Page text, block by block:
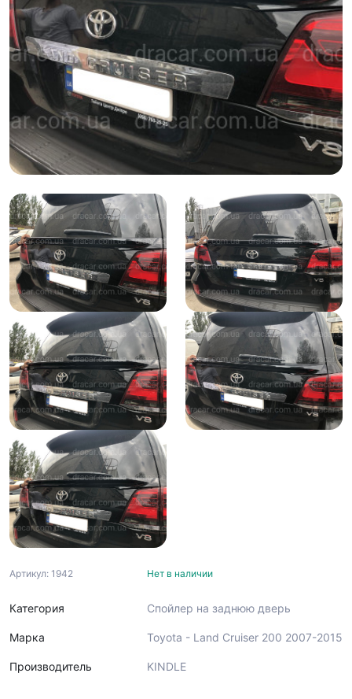
Артикул: 1942
Категория
Марка
Производитель
Нет в наличии
Спойлер на заднюю дверь
Toyota - Land Cruiser 200 2007-2015
KINDLE